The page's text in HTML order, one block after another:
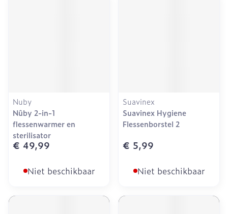
Nuby
Nûby 2-in-1
flessenwarmer en
sterilisator
€ 49,99
Niet beschikbaar
Suavinex
Suavinex Hygiene
Flessenborstel 2
€ 5,99
Niet beschikbaar